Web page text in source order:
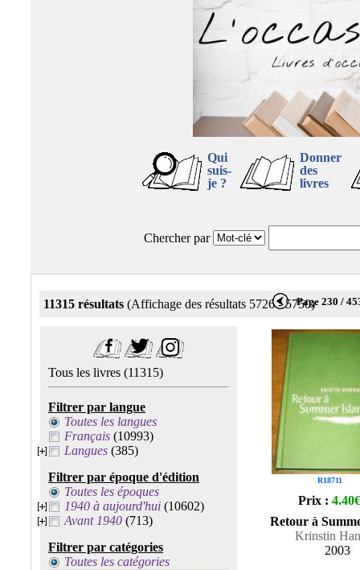
Qui
suis-
je ?
Donner
des
livres
Chercher par
11315 résultats (Affichage des résultats 5726 - 5750)Page 230 /
Tous les livres (11315)
Filtrer par langue
Toutes les langues
Français (10993)
Langues (385)
Filtrer par époque d'édition
Toutes les époques
1940 à aujourd'hui (10602)
Avant 1940 (713)
Filtrer par catégories
Toutes les catégories
R18711
Prix : 4.40€
Retour à
Krinstin
2003